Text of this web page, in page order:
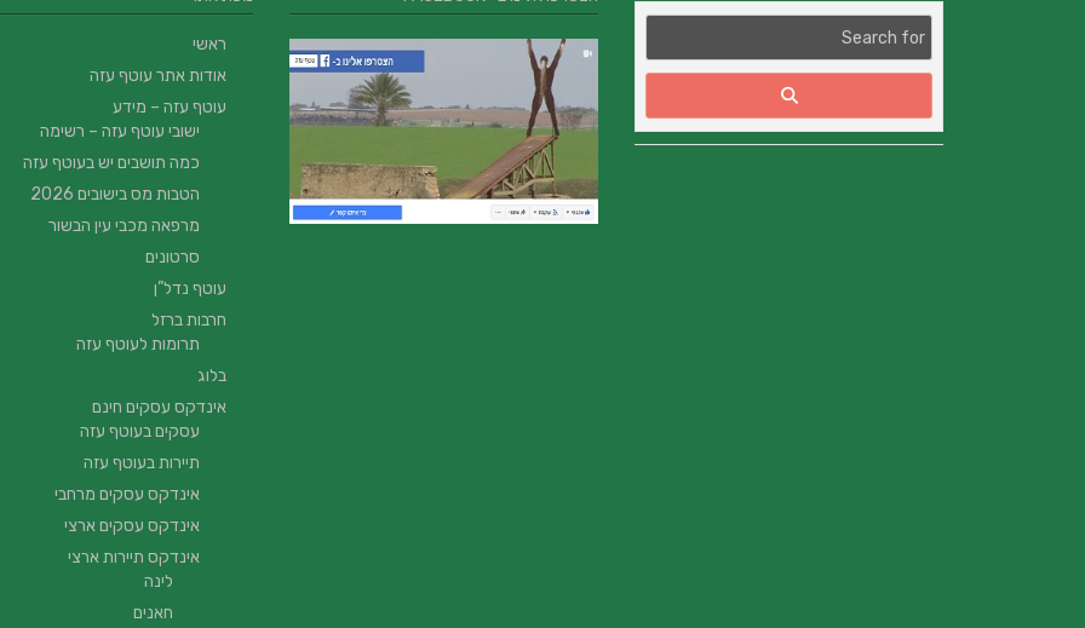
ראשי
אודות אתר עוטף עזה
עוטף עזה – מידע
ישובי עוטף עזה – רשימה
כמה תושבים יש בעוטף עזה
הטבות מס בישובים 2026
מרפאה מכבי עין הבשור
סרטונים
עוטף נדל”ן
חרבות ברזל
תרומות לעוטף עזה
בלוג
אינדקס עסקים חינם
עסקים בעוטף עזה
תיירות בעוטף עזה
אינדקס עסקים מרחבי
אינדקס עסקים ארצי
אינדקס תיירות ארצי
לינה
חאנים